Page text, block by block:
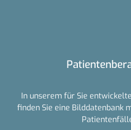
In unserem für Sie
finden Sie eine Bilddatenbank